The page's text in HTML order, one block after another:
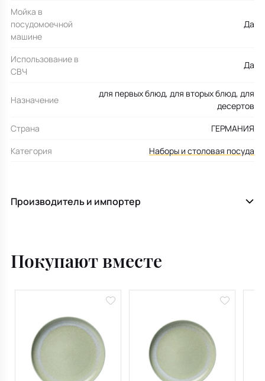
Мойка в
посудомоечной
машине
Да
Использование в
СВЧ
Да
Назначение
для первых блюд, для вторых блюд, для
десертов
Страна
ГЕРМАНИЯ
Категория
Наборы и столовая посуда
Производитель и импортер
Покупают вместе